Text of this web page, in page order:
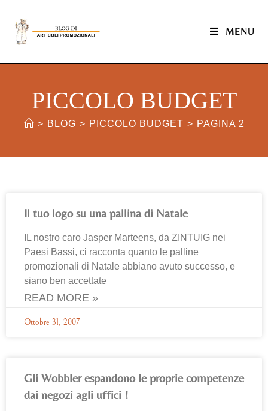
MENU
PICCOLO BUDGET
> BLOG > PICCOLO BUDGET > PAGINA 2
Il tuo logo su una pallina di Natale
IL nostro caro Jasper Marteens, da ZINTUIG nei
Paesi Bassi, ci racconta quanto le palline
promozionali di Natale abbiano avuto successo, e
siano ben accettate
READ MORE »
Ottobre 31, 2007
Gli Wobbler espandono le proprie competenze
dai negozi agli uffici !